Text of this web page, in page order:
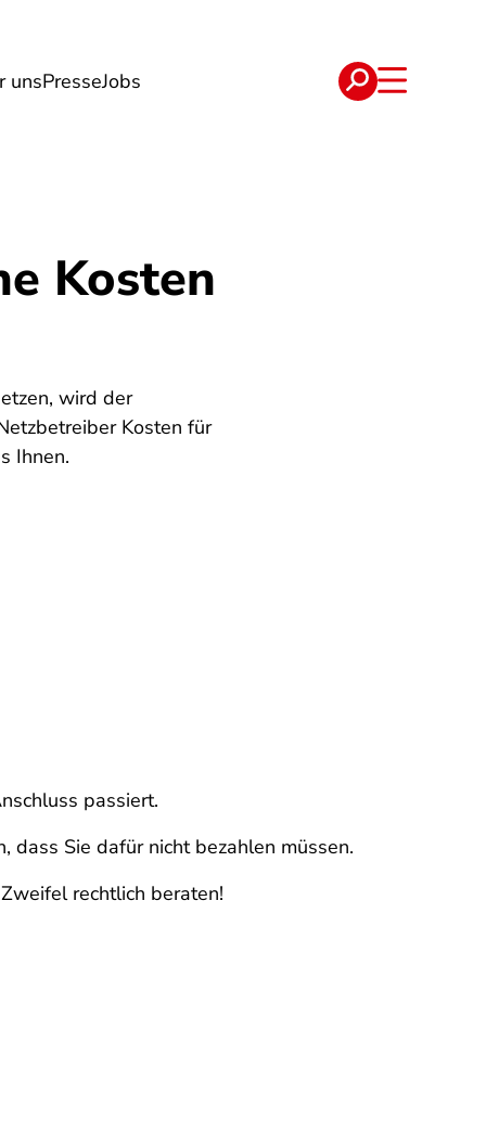
unsPresseJobs
Verträge
Kosten
wird der
Kosten für
Ihnen.
passiert.
dass Sie dafür nicht bezahlen müssen.
rechtlich beraten!